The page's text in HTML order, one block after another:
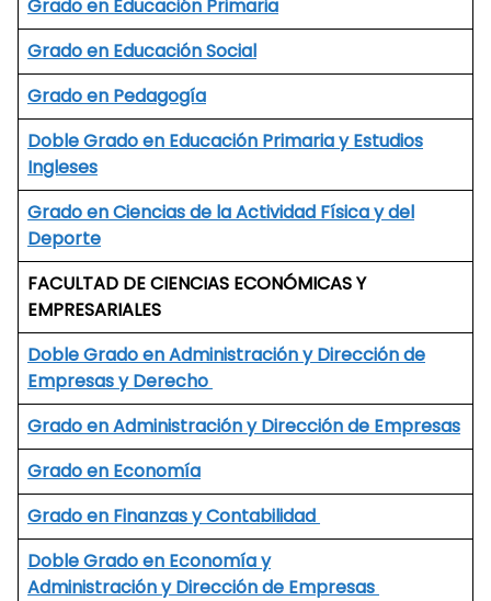
Grado en Educación Primaria
Grado en Educación Social
Grado en Pedagogía
Doble Grado en Educación Primaria y Estudios
Ingleses
Grado en Ciencias de la Actividad Física y del
Deporte
FACULTAD DE CIENCIAS ECONÓMICAS Y
EMPRESARIALES
Doble Grado en Administración y Dirección de
Empresas y Derecho
Grado en Administración y Dirección de Empresas
Grado en Economía
Grado en Finanzas y Contabilidad
Doble Grado en Economía y
Administración y Dirección de Empresas